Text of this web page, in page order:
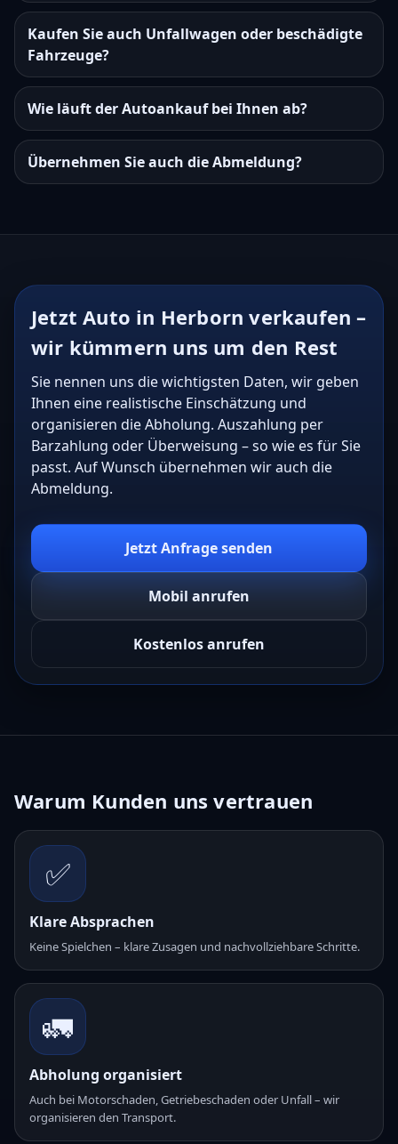
Kaufen Sie auch Unfallwagen oder beschädigte
Fahrzeuge?
Wie läuft der Autoankauf bei Ihnen ab?
Übernehmen Sie auch die Abmeldung?
Jetzt Auto in Herborn verkaufen –
wir kümmern uns um den Rest
Sie nennen uns die wichtigsten Daten, wir geben
Ihnen eine realistische Einschätzung und
organisieren die Abholung. Auszahlung per
Barzahlung oder Überweisung – so wie es für Sie
passt. Auf Wunsch übernehmen wir auch die
Abmeldung.
Jetzt Anfrage senden
Mobil anrufen
Kostenlos anrufen
Warum Kunden uns vertrauen
✅
Klare Absprachen
Keine Spielchen – klare Zusagen und nachvollziehbare Schritte.
🚛
Abholung organisiert
Auch bei Motorschaden, Getriebeschaden oder Unfall – wir
organisieren den Transport.